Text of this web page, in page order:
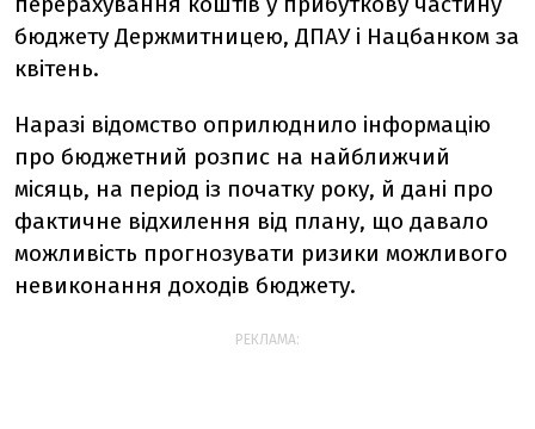
бюджету Держмитницею, ДПАУ і Нацбанком за
квітень.
Наразі відомство оприлюднило інформацію
про бюджетний розпис на найближчий
місяць, на період із початку року, й дані про
фактичне відхилення від плану, що давало
можливість прогнозувати ризики можливого
невиконання доходів бюджету.
РЕКЛАМА: